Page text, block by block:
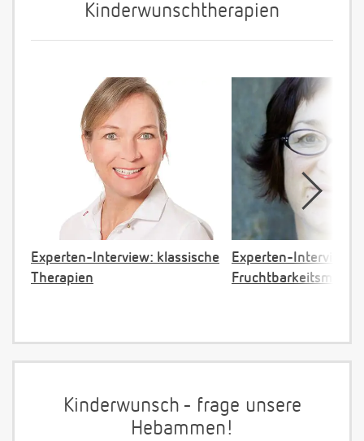
Kinderwunschtherapien
Experten-Interview: klassische
Therapien
Experten-Interview:
Kinderwunsch - frage unsere
Hebammen!